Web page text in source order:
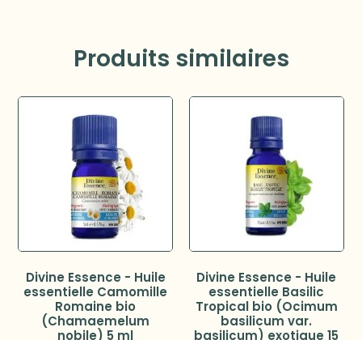
Produits similaires
Divine Essence - Huile
essentielle Camomille
Romaine bio
(Chamaemelum
nobile) 5 ml
Divine Essence - Huile
essentielle Basilic
Tropical bio (Ocimum
basilicum var.
basilicum) exotique 15